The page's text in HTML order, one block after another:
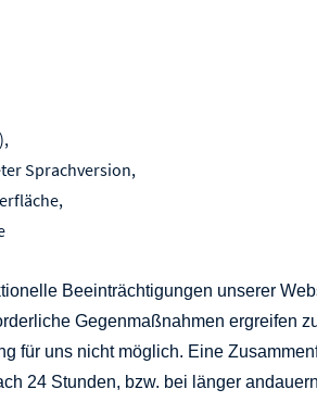
Sprachversion,
Beeinträchtigungen unserer
Gegenmaßnahmen ergreifen
für uns nicht möglich. Eine
24 Stunden, bzw. bei länger